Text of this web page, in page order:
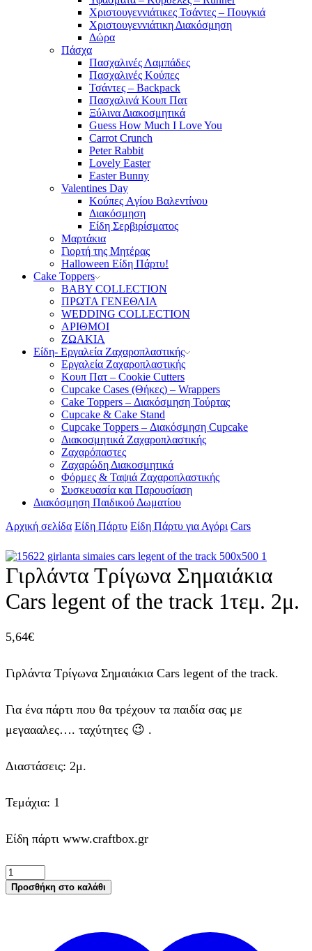
Χριστουγεννιάτικες Τσάντες – Πουγκιά
Χριστουγεννιάτικη Διακόσμηση
Δώρα
Πάσχα
Πασχαλινές Λαμπάδες
Πασχαλινές Κούπες
Τσάντες – Backpack
Πασχαλινά Κουπ Πατ
Ξύλινα Διακοσμητικά
Guess How Much I Love You
Carrot Crunch
Peter Rabbit
Lovely Easter
Easter Bunny
Valentines Day
Κούπες Aγίου Βαλεντίνου
Διακόσμηση
Είδη Σερβιρίσματος
Μαρτάκια
Γιορτή της Μητέρας
Halloween Είδη Πάρτυ!
Cake Toppers
BABY COLLECTION
ΠΡΩΤΑ ΓΕΝΕΘΛΙΑ
WEDDING COLLECTION
ΑΡΙΘΜΟΙ
ΖΩΑΚΙΑ
Είδη- Εργαλεία Ζαχαροπλαστικής
Εργαλεία Ζαχαροπλαστικής
Κουπ Πατ – Cookie Cutters
Cupcake Cases (Θήκες) – Wrappers
Cake Toppers – Διακόσμηση Τούρτας
Cupcake & Cake Stand
Cupcake Toppers – Διακόσμηση Cupcake
Διακοσμητικά Ζαχαροπλαστικής
Ζαχαρόπαστες
Ζαχαρώδη Διακοσμητικά
Φόρμες & Ταψιά Ζαχαροπλαστικής
Συσκευασία και Παρουσίαση
Διακόσμηση Παιδικού Δωματίου
Αρχική σελίδα Είδη Πάρτυ Είδη Πάρτυ για Αγόρι Cars
Γιρλάντα Τρίγωνα Σημαιάκια
Cars legent of the track 1τεμ. 2μ.
5,64€
Γιρλάντα Τρίγωνα Σημαιάκια Cars legent of the track.
Για ένα πάρτι που θα τρέχουν τα παιδία σας με
μεγαααλες…. ταχύτητες 😉 .
Διαστάσεις: 2μ.
Τεμάχια: 1
Είδη πάρτι www.craftbox.gr
Γιρλάντα
Τρίγωνα
Σημαιάκια
Προσθήκη στο καλάθι